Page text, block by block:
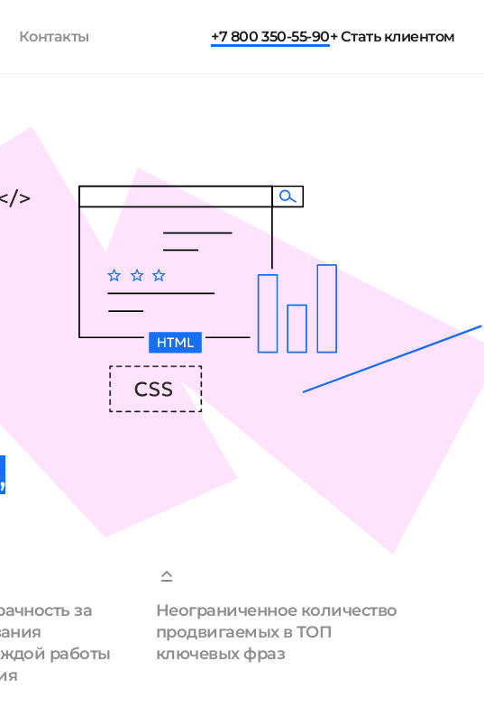
Контакты +7 800 350-55-90+ Стать клиентом
за
работы
Неограниченное количество
продвигаемых в ТОП
ключевых фраз